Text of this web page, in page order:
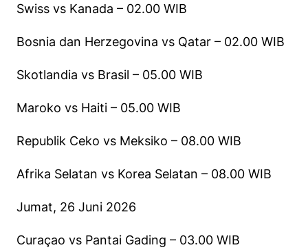
Swiss vs Kanada – 02.00 WIB
Bosnia dan Herzegovina vs Qatar – 02.00 WIB
Skotlandia vs Brasil – 05.00 WIB
Maroko vs Haiti – 05.00 WIB
Republik Ceko vs Meksiko – 08.00 WIB
Afrika Selatan vs Korea Selatan – 08.00 WIB
Jumat, 26 Juni 2026
Curaçao vs Pantai Gading – 03.00 WIB